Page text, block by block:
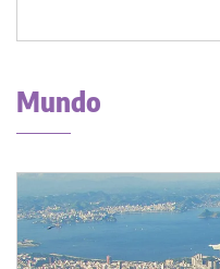
Mundo